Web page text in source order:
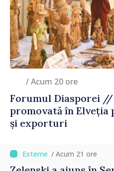
/ Acum 20 ore
Forumul Diasporei //
promovată în
și exporturi
/ Acum 21 ore